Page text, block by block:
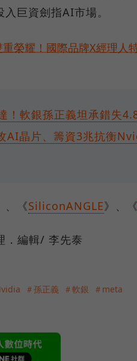
巨資劍指AI市場。
榮耀！國際品牌X經理人
！軟銀孫正義坦承錯失
AI晶片、籌資3兆抗衡
、《SiliconANGLE》、《
．編輯/ 李先泰
＃孫正義 ＃軟銀 ＃meta